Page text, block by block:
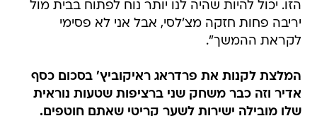
הזו. יכול להיות שהיה לנו יותר נוח לפתוח בבית מול
יריבה פחות חזקה מצ'לסי, אבל אני לא פסימי
לקראת ההמשך".
המלצת לקנות את פרדראג ראיקוביץ' בסכום כסף
אדיר וזה כבר משחק שני ברציפות שטעות נוראית
שלו מובילה ישירות לשער קריטי שאתם חוטפים.